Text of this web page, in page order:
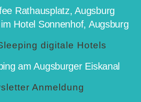
Rathausplatz, Augsburg
Hotel Sonnenhof, Augsburg
digitale Hotels
am Augsburger Eiskanal
Anmeldung